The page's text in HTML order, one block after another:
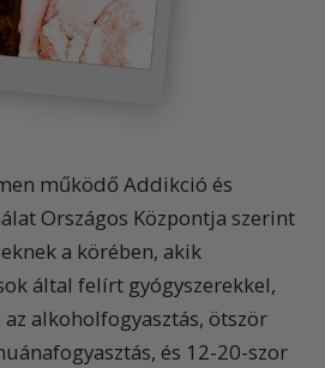
működő Addikció és
Országos Központja szerint
a körében, akik
által felírt gyógyszerekkel,
alkoholfogyasztás, ötször
és 12-20-szor